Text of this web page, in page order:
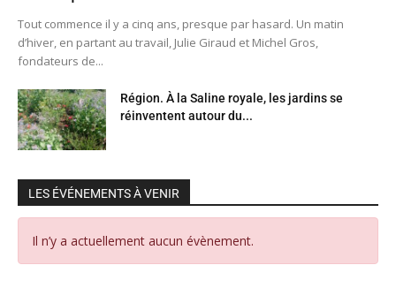
Tout commence il y a cinq ans, presque par hasard. Un matin
d’hiver, en partant au travail, Julie Giraud et Michel Gros,
fondateurs de...
Région. À la Saline royale, les jardins se
réinventent autour du...
LES ÉVÉNEMENTS À VENIR
Il n’y a actuellement aucun évènement.